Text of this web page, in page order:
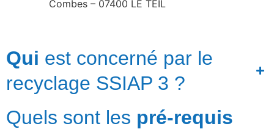
Combes – 07400 LE TEIL
Qui est concerné par le
recyclage SSIAP 3 ?
Quels sont les pré-requis